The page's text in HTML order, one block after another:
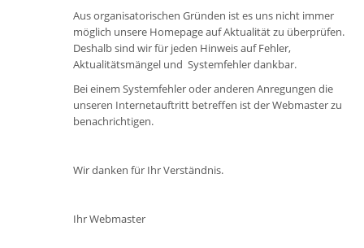
Aus organisatorischen Gründen ist es uns nicht immer
möglich unsere Homepage auf Aktualität zu überprüfen.
Deshalb sind wir für jeden Hinweis auf Fehler,
Aktualitätsmängel und Systemfehler dankbar.
Bei einem Systemfehler oder anderen Anregungen die
unseren Internetauftritt betreffen ist der Webmaster zu
benachrichtigen.
Wir danken für Ihr Verständnis.
Ihr Webmaster